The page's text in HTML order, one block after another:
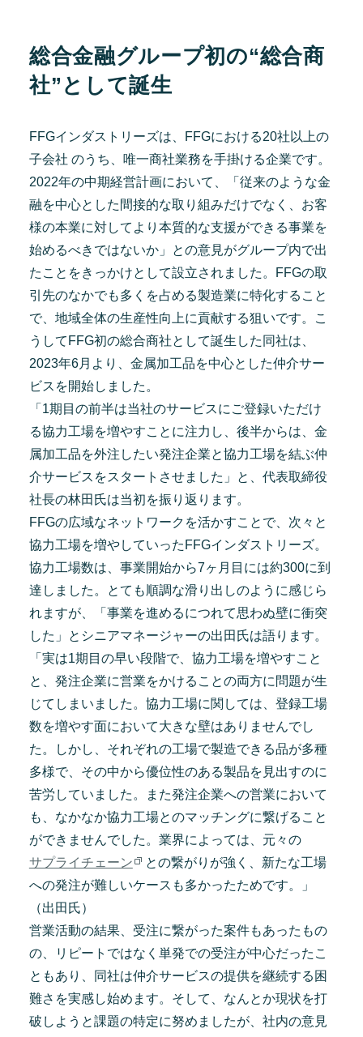
総合金融グループ初の“総合商
社”として誕生
FFGインダストリーズは、FFGにおける20社以上の
子会社 のうち、唯一商社業務を手掛ける企業です。
2022年の中期経営計画において、「従来のような金
融を中心とした間接的な取り組みだけでなく、お客
様の本業に対してより本質的な支援ができる事業を
始めるべきではないか」との意見がグループ内で出
たことをきっかけとして設立されました。FFGの取
引先のなかでも多くを占める製造業に特化すること
で、地域全体の生産性向上に貢献する狙いです。こ
うしてFFG初の総合商社として誕生した同社は、
2023年6月より、金属加工品を中心とした仲介サー
ビスを開始しました。
「1期目の前半は当社のサービスにご登録いただけ
る協力工場を増やすことに注力し、後半からは、金
属加工品を外注したい発注企業と協力工場を結ぶ仲
介サービスをスタートさせました」と、代表取締役
社長の林田氏は当初を振り返ります。
FFGの広域なネットワークを活かすことで、次々と
協力工場を増やしていったFFGインダストリーズ。
協力工場数は、事業開始から7ヶ月目には約300に到
達しました。とても順調な滑り出しのように感じら
れますが、「事業を進めるにつれて思わぬ壁に衝突
した」とシニアマネージャーの出田氏は語ります。
「実は1期目の早い段階で、協力工場を増やすこと
と、発注企業に営業をかけることの両方に問題が生
じてしまいました。協力工場に関しては、登録工場
数を増やす面において大きな壁はありませんでし
た。しかし、それぞれの工場で製造できる品が多種
多様で、その中から優位性のある製品を見出すのに
苦労していました。また発注企業への営業において
も、なかなか協力工場とのマッチングに繋げること
ができませんでした。業界によっては、元々の
サプライチェーン
との繋がりが強く、新たな工場
への発注が難しいケースも多かったためです。」
（出田氏）
営業活動の結果、受注に繋がった案件もあったもの
の、リピートではなく単発での受注が中心だったこ
ともあり、同社は仲介サービスの提供を継続する困
難さを実感し始めます。そして、なんとか現状を打
破しようと課題の特定に努めましたが、社内の意見